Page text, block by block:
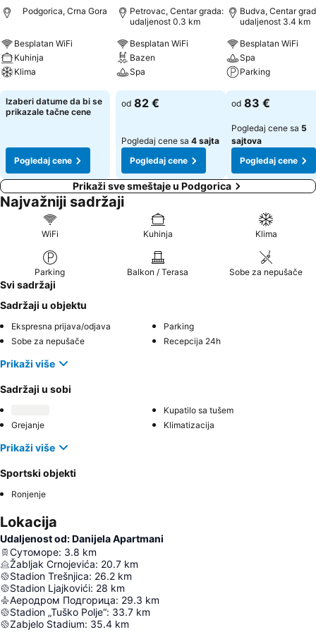
Podgorica, Crna Gora
Besplatan WiFi
Kuhinja
Klima
Pogledaj cene
Izaberi datume da bi se
prikazale tačne cene
Pogledaj cene
Petrovac, Centar grada:
udaljenost 0.3 km
Besplatan WiFi
Bazen
Spa
Pogledaj cene
od 82 €
Pogledaj cene sa 4 sajta
Pogledaj cene
Budva, Centar
udaljenost 3.4 km
Besplatan WiFi
Spa
Parking
Pogledaj cene
od 83 €
Pogledaj cene sa 5
sajtova
Pogledaj cene
Prikaži sve smeštaje u Podgorica
Najvažniji sadržaji
WiFi Kuhinja Klima
Parking Balkon / Terasa Sobe za nepušače
Svi sadržaji
Sadržaji u objektu
Ekspresna prijava/odjava
Parking
Sobe za nepušače
Recepcija 24h
Prikaži više
Sadržaji u sobi
Kupatilo sa tušem
Grejanje
Klimatizacija
Prikaži više
Sportski objekti
Ronjenje
Lokacija
Udaljenost od: Danijela Apartmani
Сутоморе: 3.8 km
Žabljak Crnojevića: 20.7 km
Stadion Trešnjica: 26.2 km
Stadion Ljajkovići: 28 km
Аеродром Подгорица: 29.3 km
Stadion „Tuško Polje“: 33.7 km
Zabjelo Stadium: 35.4 km